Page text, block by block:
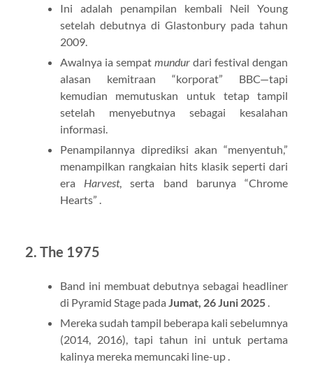
Ini adalah penampilan kembali Neil Young
setelah debutnya di Glastonbury pada tahun
2009.
Awalnya ia sempat mundur dari festival dengan
alasan kemitraan “korporat” BBC—tapi
kemudian memutuskan untuk tetap tampil
setelah menyebutnya sebagai kesalahan
informasi.
Penampilannya diprediksi akan “menyentuh,”
menampilkan rangkaian hits klasik seperti dari
era Harvest, serta band barunya “Chrome
Hearts” .
2. The 1975
Band ini membuat debutnya sebagai headliner
di Pyramid Stage pada Jumat, 26 Juni 2025.
Mereka sudah tampil beberapa kali sebelumnya
(2014, 2016), tapi tahun ini untuk pertama
kalinya mereka memuncaki line-up .